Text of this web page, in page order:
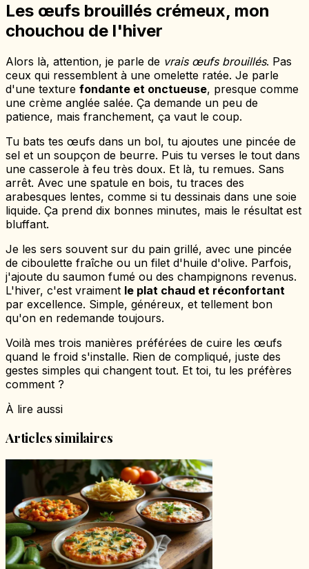
Les œufs brouillés crémeux, mon
chouchou de l'hiver
Alors là, attention, je parle de vrais œufs brouillés. Pas
ceux qui ressemblent à une omelette ratée. Je parle
d'une texture fondante et onctueuse, presque comme
une crème anglée salée. Ça demande un peu de
patience, mais franchement, ça vaut le coup.
Tu bats tes œufs dans un bol, tu ajoutes une pincée de
sel et un soupçon de beurre. Puis tu verses le tout dans
une casserole à feu très doux. Et là, tu remues. Sans
arrêt. Avec une spatule en bois, tu traces des
arabesques lentes, comme si tu dessinais dans une soie
liquide. Ça prend dix bonnes minutes, mais le résultat est
bluffant.
Je les sers souvent sur du pain grillé, avec une pincée
de ciboulette fraîche ou un filet d'huile d'olive. Parfois,
j'ajoute du saumon fumé ou des champignons revenus.
L'hiver, c'est vraiment le plat chaud et réconfortant
par excellence. Simple, généreux, et tellement bon
qu'on en redemande toujours.
Voilà mes trois manières préférées de cuire les œufs
quand le froid s'installe. Rien de compliqué, juste des
gestes simples qui changent tout. Et toi, tu les préfères
comment ?
À lire aussi
Articles similaires